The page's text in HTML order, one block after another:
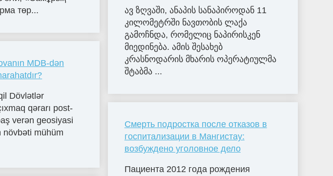
төр...
MDB-dən
Dövlətlər
qərarı post-
verən geosiyasi
növbəti mühüm
ავ ზღვაში, ანაპის სანაპიროდან 11
კილომეტრში ნავთობის ლაქა
გამოჩნდა, რომელიც ნაპირისკენ
მიედინება. ამის შესახებ
კრასნოდარის მხარის ოპერატიულმა
შტაბმა ...
Смерть подростка после отказов в
госпитализации в Мангистау:
возбуждено уголовное дело
Пациента 2012 года рождения